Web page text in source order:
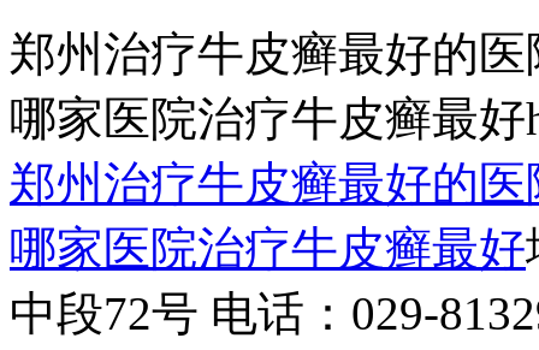
郑州治疗牛皮癣最好的
哪家医院治疗牛皮癣最好
郑州治疗牛皮癣最好的
哪家医院治疗牛皮癣最好
中段72号 电话：029-